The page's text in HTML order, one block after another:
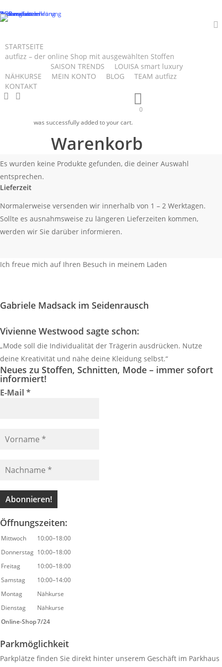
to
content
Datenschutzerklärung
Impressum
Zahlungsarten
Versandarten
Widerrufsbelehrung
AGB
STARTSEITE
autfizz – der online Shop mit ausgewählten Stoffen
SAISON TRENDS
LOUISA smart luxury
NÄHKURSE
MEIN KONTO BLOG
TEAM autfizz
KONTAKT
search
0
was successfully added to your cart.
Warenkorb
orange - ein
Farbfeuerwerk
Produkte verschlagwortet mit „orange - ein
Es wurden keine Produkte gefunden, die deiner Auswahl
entsprechen.
Lieferzeit
Normalerweise versenden wir innerhalb von 1 – 2 Werktagen.
Sollte es ausnahmsweise zu längeren Lieferzeiten kommen,
werden wir Sie darüber informieren.
Ich freue mich auf Ihren Besuch in meinem Laden
Gabriele Madsack im Seidenrausch
Vivienne Westwood sagte schon:
„Mode soll die Individualität der Trägerin ausdrücken. Nutze
deine Kreativität und nähe deine Kleidung selbst.“
Neues zu Stoffen, Schnitten, Mode – immer sofort
informiert!
E-Mail *
Öffnungszeiten:
Mittwoch
10:00–18:00
Donnerstag 10:00–18:00
Freitag
10:00–18:00
Samstag
10:00–14:00
Montag
Nähkurse
Dienstag
Nähkurse
Online-Shop7/24
Parkmöglichkeit
Parkplätze finden Sie direkt hinter unserem Geschäft im Parkhaus